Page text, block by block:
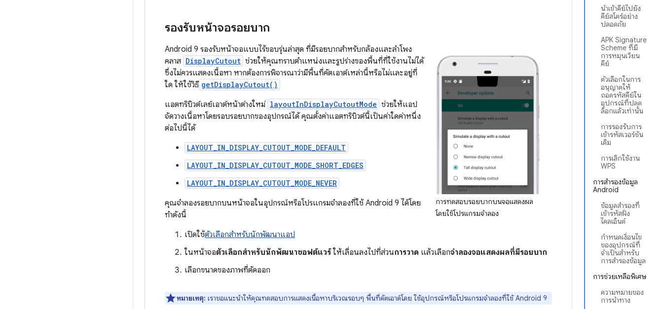
นำเข้าคีย์ไปยัง
คีย์สโตร์อย่าง
ปลอดภัย
APK Signature
Scheme ที่มี
การหมุนเวียน
คีย์
ตัวเลือกในการ
อนุญาตให้
ถอดรหัสคีย์ใน
อุปกรณ์ที่ปลด
ล็อกแล้วเท่านั้น
การรองรับการ
เข้ารหัสเวอร์ชัน
เดิม
การเลิกใช้งาน
WPS
การสำรองข้อมูล
Android
ข้อมูลสำรองที่
เข้ารหัสฝั่ง
ไคลเอ็นต์
กำหนดเงื่อนไข
ของอุปกรณ์ที่
จำเป็นสำหรับ
การสำรองข้อมูล
การช่วยเหลือพิเศษ
ความหมายของ
การนำทาง
รองรับหน้าจอรอยบาก
การทดสอบรอยบากบนจอแสดงผล
โดยใช้โปรแกรมจำลอง
Android 9 รองรับหน้าจอแบบไร้ขอบรุ่นล่าสุด ที่มีรอยบากสำหรับกล้องและลำโพง
คลาส DisplayCutout ช่วยให้คุณทราบตำแหน่งและรูปร่างของพื้นที่ที่ใช้งานไม่ได้
ซึ่งไม่ควรแสดงเนื้อหา หากต้องการพิจารณาว่ามีพื้นที่คัตเอาต์เหล่านี้หรือไม่และอยู่ที่
ใด ให้ใช้วิธี getDisplayCutout()
แอตทริบิวต์เลย์เอาต์หน้าต่างใหม่ layoutInDisplayCutoutMode ช่วยให้แอป
จัดวางเนื้อหาโดยรอบรอยบากของอุปกรณ์ได้ คุณตั้งค่าแอตทริบิวต์นี้เป็นค่าใดค่าหนึ่ง
ต่อไปนี้ได้
LAYOUT_IN_DISPLAY_CUTOUT_MODE_DEFAULT
LAYOUT_IN_DISPLAY_CUTOUT_MODE_SHORT_EDGES
LAYOUT_IN_DISPLAY_CUTOUT_MODE_NEVER
คุณจำลองรอยบากบนหน้าจอในอุปกรณ์หรือโปรแกรมจำลองที่ใช้ Android 9 ได้โดย
ทำดังนี้
เปิดใช้ตัวเลือกสำหรับนักพัฒนาแอป
ในหน้าจอตัวเลือกสำหรับนักพัฒนาซอฟต์แวร์ให้เลื่อนลงไปที่ส่วนการวาด แล้วเลือกจำลองจอแสดงผลที่มีรอยบาก
เลือกขนาดของภาพที่ตัดออก
หมายเหตุ: เราขอแนะนำให้คุณทดสอบการแสดงเนื้อหาบริเวณรอบๆ พื้นที่คัตเอาต์โดย ใช้อุปกรณ์หรือโปรแกรมจำลองที่ใช้ Android 9